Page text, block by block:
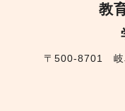
教
〒500-8701 岐